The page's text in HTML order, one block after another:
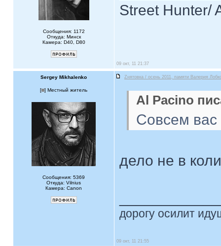
Сообщения: 1172
Откуда: Минск
Камера: D40, D80
Street Hunter/
09 окт, 11 21:37
Sergey Mikhalenko Zнятовка / осень 2011, памяти Валерия
[ ] Местный житель
Сообщения: 5369
Откуда: Vilnius
Камера: Canon
Al Pacino
Совсем вас
дело не в
дорогу осилит
09 окт, 11 21:55